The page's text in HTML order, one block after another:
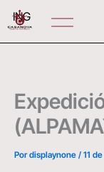
contenido
ING
Pordisplaynone / 11